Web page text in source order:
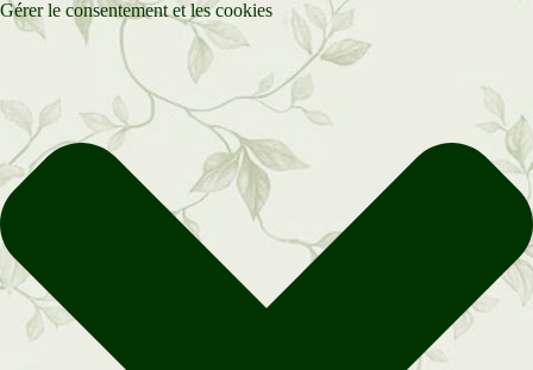
Gérer le consentement et les cookies